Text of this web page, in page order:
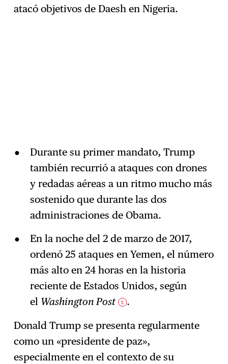
atacó objetivos de Daesh en Nigeria.
Durante su primer mandato, Trump
también recurrió a ataques con drones
y redadas aéreas a un ritmo mucho más
sostenido que durante las dos
administraciones de Obama.
En la noche del 2 de marzo de 2017,
ordenó 25 ataques en Yemen, el número
más alto en 24 horas en la historia
reciente de Estados Unidos, según
el Washington Post 2 .
Donald Trump se presenta regularmente
como un «presidente de paz»,
especialmente en el contexto de su